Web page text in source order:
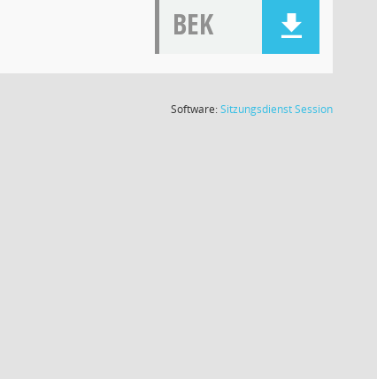
BEK
Software:SitzungsdienstSession(Wird in